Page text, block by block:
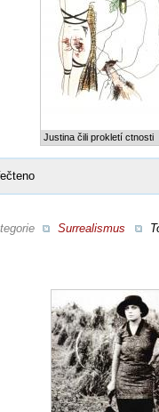
Justina čili prokletí ctnosti
Surrealismus